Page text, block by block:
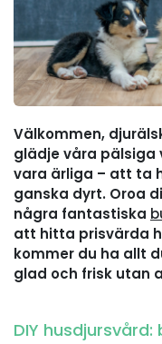
Välkommen,
glädje våra pälsiga
vara ärliga – att ta
ganska dyrt. Oroa
några fantastiska
att hitta prisvärda
kommer du ha allt
glad och frisk utan
DIY